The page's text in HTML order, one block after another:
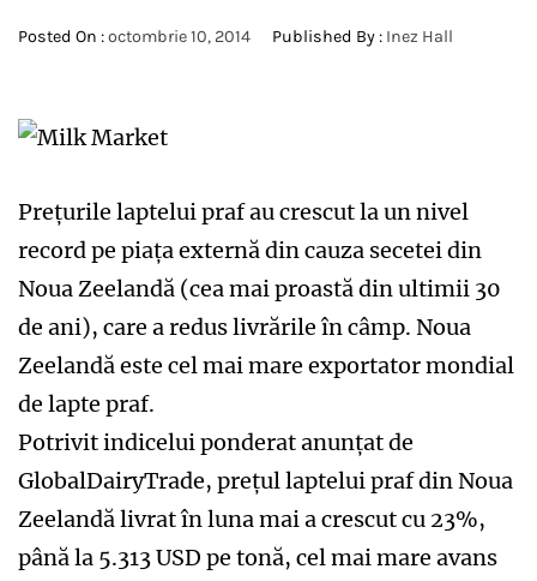
Posted On :octombrie 10, 2014 Published By : Inez Hall
Prețurile laptelui praf au crescut la un nivel
record pe piața externă din cauza secetei din
Noua Zeelandă (cea mai proastă din ultimii 30
de ani), care a redus livrările în câmp. Noua
Zeelandă este cel mai mare exportator mondial
de lapte praf.
Potrivit indicelui ponderat anunțat de
GlobalDairyTrade, prețul laptelui praf din Noua
Zeelandă livrat în luna mai a crescut cu 23%,
până la 5.313 USD pe tonă, cel mai mare avans